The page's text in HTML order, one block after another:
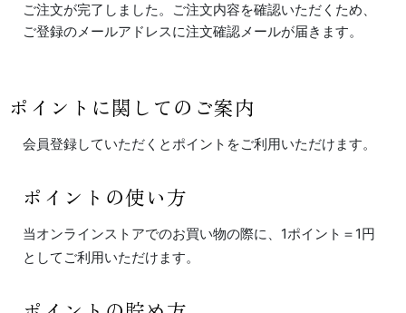
ご注文が完了しました。ご注文内容を確認いただくため、
ご登録のメールアドレスに注文確認メールが届きます。
ポイントに関してのご案内
会員登録していただくとポイントをご利用いただけます。
ポイントの使い方
当オンラインストアでのお買い物の際に、1ポイント＝1円
としてご利用いただけます。